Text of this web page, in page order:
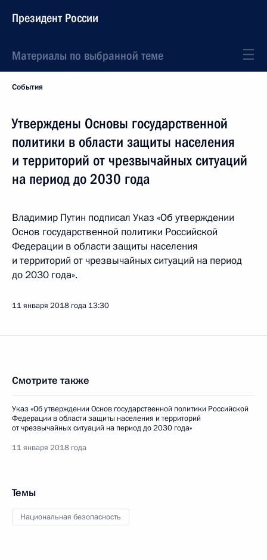
Президент России
Материалы по выбранной теме
События
Утверждены Основы государственной
политики в области защиты населения
и территорий от чрезвычайных ситуаций
на период до 2030 года
Владимир Путин подписал Указ «Об утверждении
Основ государственной политики Российской
Федерации в области защиты населения
и территорий от чрезвычайных ситуаций на период
до 2030 года».
11 января 2018 года 13:30
Смотрите также
Указ «Об утверждении Основ государственной политики Российской
Федерации в области защиты населения и территорий
от чрезвычайных ситуаций на период до 2030 года»
11 января 2018 года
Темы
Национальная безопасность